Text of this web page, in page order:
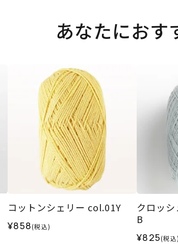
あなたにおす
コットンシェリー col.01Y
¥858(税込)
クロッ
B
¥825(税込)